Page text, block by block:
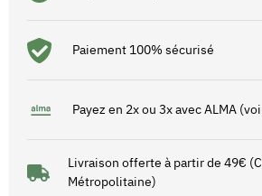
Paiement 100% sécurisé
Payez en 2x ou 3x avec ALMA
Livraison offerte à partir de 49€
Métropolitaine)